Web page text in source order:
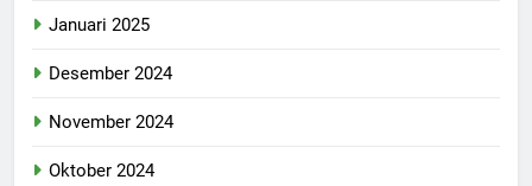
Januari 2025
Desember 2024
November 2024
Oktober 2024